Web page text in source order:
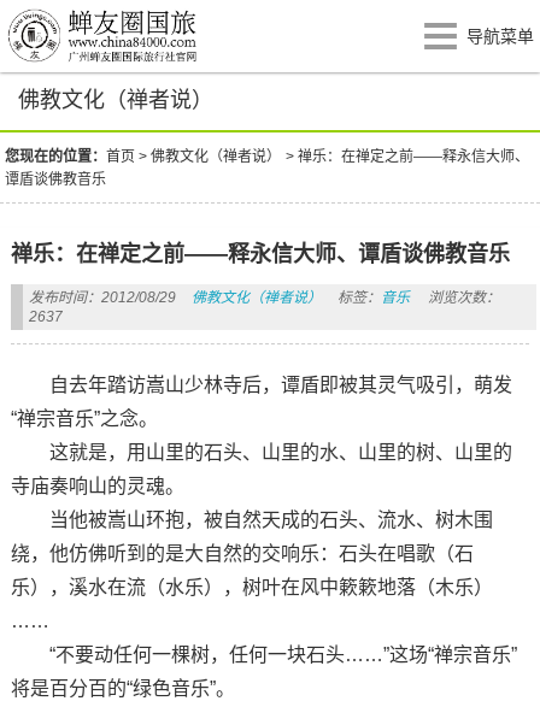
导航菜单
佛教文化（禅者说）
您现在的位置：首页 >佛教文化（禅者说） >禅乐：在禅定之前——释永信大师、
谭盾谈佛教音乐
禅乐：在禅定之前——释永信大师、谭盾谈佛教音乐
发布时间：2012/08/29 佛教文化（禅者说） 标签： 音乐
浏览次数：
2637
自去年踏访嵩山少林寺后，谭盾即被其灵气吸引，萌发
“禅宗音乐”之念。
这就是，用山里的石头、山里的水、山里的树、山里的
寺庙奏响山的灵魂。
当他被嵩山环抱，被自然天成的石头、流水、树木围
绕，他仿佛听到的是大自然的交响乐：石头在唱歌（石
乐），溪水在流（水乐），树叶在风中簌簌地落（木乐）
……
“不要动任何一棵树，任何一块石头……”这场“禅宗音乐”
将是百分百的“绿色音乐”。